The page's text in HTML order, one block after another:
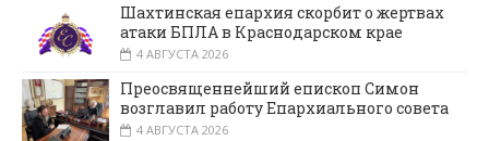
Шахтинская епархия скорбит о жертвах
атаки БПЛА в Краснодарском крае
4 АВГУСТА 2026
Преосвященнейший епископ Симон
возглавил работу Епархиального совета
4 АВГУСТА 2026